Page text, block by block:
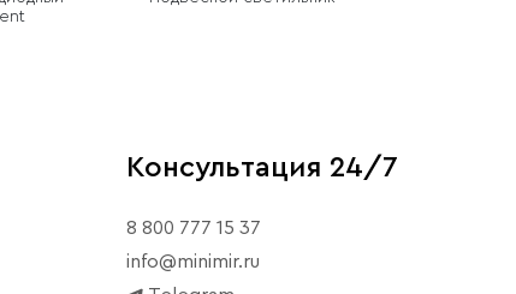
Консультация 24/7
8 800 777 15 37
info@minimir.ru